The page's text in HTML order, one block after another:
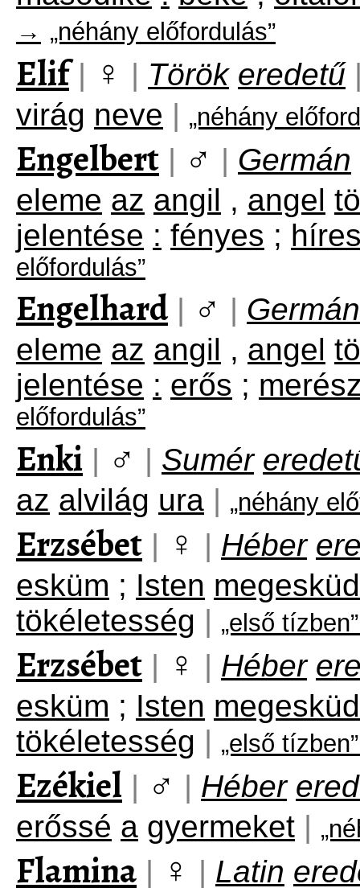
→ „néhány előfordulás”
Elif | ♀ | Török eredetű
virág neve | „néhány
Engelbert | ♂ | Germán
eleme az angil , angel
jelentése : fényes ;
előfordulás”
Engelhard | ♂ | Germán
eleme az angil , angel
jelentése : erős ;
előfordulás”
Enki | ♂ | Sumér
az alvilág ura | „néhány
Erzsébet | ♀ | Héber
esküm ; Isten
tökéletesség | „első
Erzsébet | ♀ | Héber
esküm ; Isten
tökéletesség | „első
Ezékiel | ♂ | Héber
erőssé a gyermeket |
Flamina | ♀ | Latin